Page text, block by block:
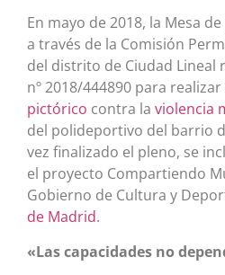
En mayo de 2018, la Mesa
a través de la Comisión
del distrito de Ciudad Lineal
nº 2018/444890 para
pictórico contra la violencia
del polideportivo del barrio
vez finalizado el pleno, se
el proyecto Compartiendo
Gobierno de Cultura y
de Madrid.​
«Las capacidades no